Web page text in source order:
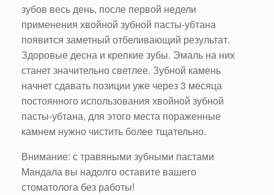
зубов весь день, после первой недели
применения хвойной зубной пасты-убтана
появится заметный отбеливающий результат.
Здоровые десна и крепкие зубы. Эмаль на них
станет значительно светлее. Зубной камень
начнет сдавать позиции уже через 3 месяца
постоянного использования хвойной зубной
пасты-убтана, для этого места пораженные
камнем нужно чистить более тщательно.
Внимание: с травяными зубными пастами
Мандала вы надолго оставите вашего
стоматолога без работы!